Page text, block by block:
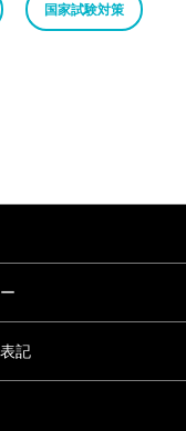
国家試験対策
記